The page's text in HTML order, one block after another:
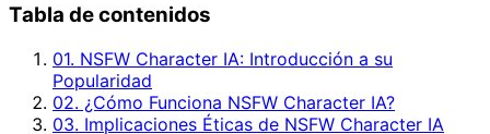
Tabla de contenidos
01. NSFW Character IA: Introducción a su
Popularidad
02. ¿Cómo Funciona NSFW Character IA?
03. Implicaciones Éticas de NSFW Character IA